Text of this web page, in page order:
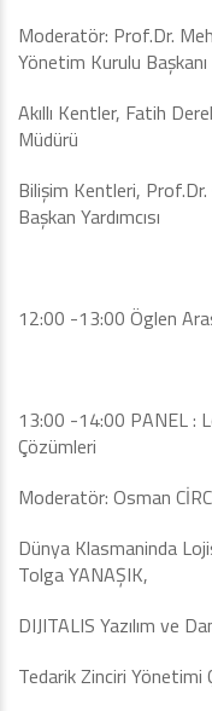
Moderatör: Prof.Dr.
Yönetim Kurulu Başkanı
Akıllı Kentler, Fatih
Müdürü
Bilişim Kentleri,
Başkan Yardımcısı
12:00 -13:00 Öglen
13:00 -14:00 PANEL :
Çözümleri
Moderatör: Osman
Dünya Klasmaninda
Tolga YANAŞIK,
DIJITALIS Yazılım ve
Tedarik Zinciri Yönetimi